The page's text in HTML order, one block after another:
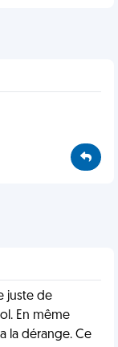
juste de
En même
la dérange. Ce